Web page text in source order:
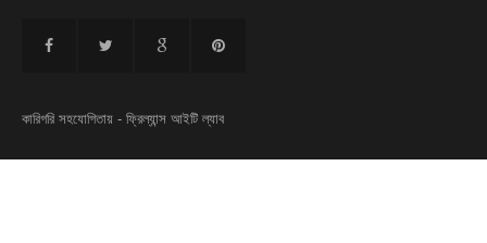
কারিগরি সহযোগিতায় - ফ্রিল্যান্স আইটি ল্যাব